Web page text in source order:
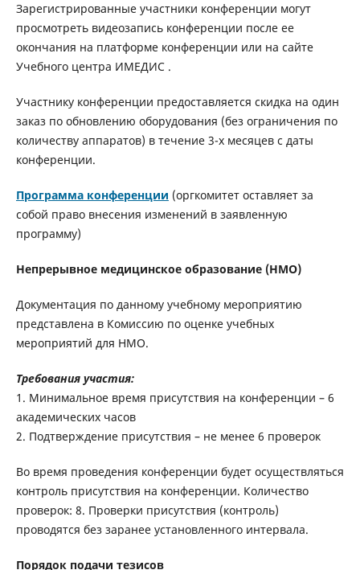
Зарегистрированные участники конференции могут
просмотреть видеозапись конференции после ее
окончания на платформе конференции или на сайте
Учебного центра ИМЕДИС .
Участнику конференции предоставляется скидка на один
заказ по обновлению оборудования (без ограничения по
количеству аппаратов) в течение 3-х месяцев с даты
конференции.
Программа конференции (оргкомитет оставляет за
собой право внесения изменений в заявленную
программу)
Непрерывное медицинское образование (НМО)
Документация по данному учебному мероприятию
представлена в Комиссию по оценке учебных
мероприятий для НМО.
Требования участия:
1. Минимальное время присутствия на конференции – 6
академических часов
2. Подтверждение присутствия – не менее 6 проверок
Во время проведения конференции будет осуществляться
контроль присутствия на конференции. Количество
проверок: 8. Проверки присутствия (контроль)
проводятся без заранее установленного интервала.
Порядок подачи тезисов